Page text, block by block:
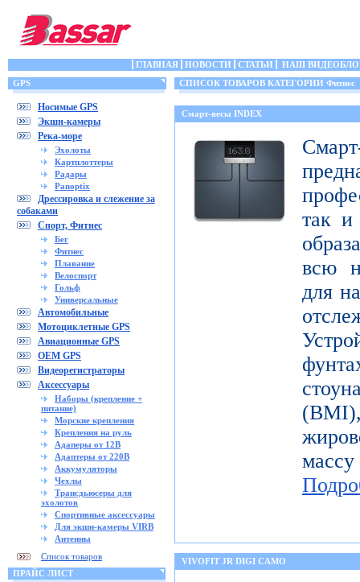
ГЛАВНАЯ НОВОСТИ СТАТЬИ
НАШ
GPS
Носимые GPS
Экшн-камеры
Река-море
Эхолоты
Картплоттеры
Радары
Panoptix
Дрессировка и слежение за
собаками
Спорт, Фитнес
Бег
Фитнес
Плавание
Велоспорт
Гольф
Универсальные
Автомобильные
Мотоциклетные GPS
Авиационные GPS
OEM GPS
Видеорегистраторы
Аксессуары
Наборы (крепление +
питание)
Морские крепления
Крепления на руль
Адаперы от 12В
Адаптеры от 220В
Аккумуляторы
Чехлы
Трансдьюсеры для
эхолотов
Спортивные аксессуары
Для экшн-камеры VIRB
Антенны
Список товаров
ПРАЙС ЛИСТ
СПИСОК ТОВАРОВ КАТЕГОРИИ Фитнес
Смарт-весы INDEX
так и
всю
для
VIVOFIT JR DIGI CAMO